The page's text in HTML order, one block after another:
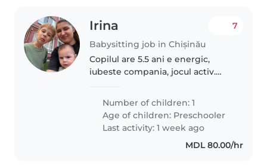
Irina
Babysitting job in Chișinău
7
Copilul are 5.5 ani e energic,
iubeste compania, jocul activ.
Panda Kids. Copilul vorbeste
limba rusa, dar este in grupa
romana la gradinita. Este cam..
Number of children: 1
Age of children: Preschooler
Last activity: 1 week ago
MDL 80.00/hr